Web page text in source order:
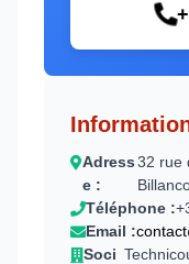
Adress
e :
32 rue
Téléphone :
Email :
Soci